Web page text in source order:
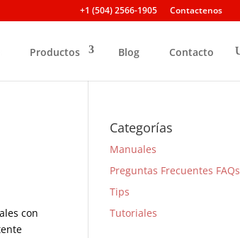
+1 (504) 2566-1905 Contactenos
Productos Blog Contacto
con
Categorías
Manuales
Preguntas Frecuentes FAQs
Tips
Tutoriales